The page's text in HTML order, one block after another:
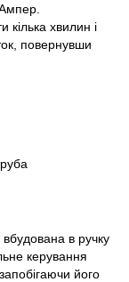
кілька хвилин і
повернувши
в ручку
керування
його